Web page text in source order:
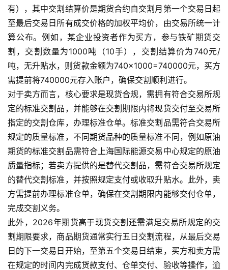
原
油
期
货
国
际
期
货
恒
有），其中交割结算价是期货合约自交割月第一个交易日起
至最后交易日所有成交价格的加权平均价，由交易所统一计
算公布。例如，某企业投资者作为买方，参与铁矿期货交
割，交割数量为1000吨（10手），交割结算价为740元/
吨，无升贴水，则货款金额为740×1000=740000元，买方
需提前将740000元存入账户，确保交割顺利进行。
对于卖方而言，核心要求是现货合规，需拥有符合交易所规
定的标准交割品，并能够在交割期限内将现货交付至交易所
指定的交割仓库，办理标准仓单。标准交割品需符合交易所
规定的质量标准，不同期货品种的质量标准不同，例如原油
期货的标准交割品需符合上海国际能源交易中心规定的原油
质量指标；若卖方提供的是替代交割品，需符合交易所规定
的替代交割标准，并按照规定支付或收取升贴水。此外，卖
方需提前办理标准仓单，确保在交割期限内能够交付仓单，
完成交割义务。
此外，2026年期货高于现货交割还需满足交易所规定的交
割期限要求，商品期货通常实行五日交割流程，从最后交易
日的下一交易日开始，至第五个交易日结束，买方和卖方需
在规定的时间内完成货款支付、仓单交付、验收等操作，逾